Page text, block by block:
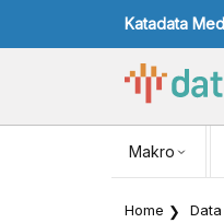
Katadata
Makro
NILAI TUKAR
Home